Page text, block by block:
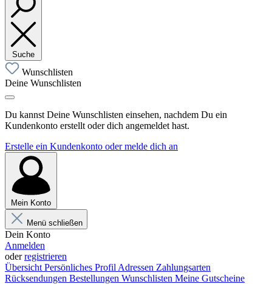
Suche
Wunschlisten
Deine Wunschlisten
Du kannst Deine Wunschlisten einsehen, nachdem Du ein
Kundenkonto erstellt oder dich angemeldet hast.
Erstelle ein Kundenkonto oder melde dich an
Mein Konto
Menü schließen
Dein Konto
Anmelden
oderregistrieren
Übersicht Persönliches Profil Adressen Zahlungsarten
Rücksendungen Bestellungen Wunschlisten Meine Gutscheine